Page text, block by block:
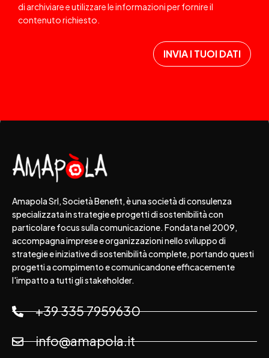
di archiviare e utilizzare le informazioni per fornire il
contenuto richiesto.
Amapola Srl, Società Benefit, è una società di consulenza
specializzata in strategie e progetti di sostenibilità con
particolare focus sulla comunicazione. Fondata nel 2009,
accompagna imprese e organizzazioni nello sviluppo di
strategie e iniziative di sostenibilità complete, portando questi
progetti a compimento e comunicandone efficacemente
l'impatto a tutti gli stakeholder.
+39 335 7959630
info@amapola.it